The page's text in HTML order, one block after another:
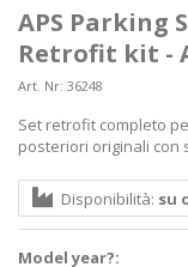
APS Parking
Retrofit kit -
Art. Nr: 36248
Set retrofit completo
posteriori originali con
Disponibilità: su
Model year?: